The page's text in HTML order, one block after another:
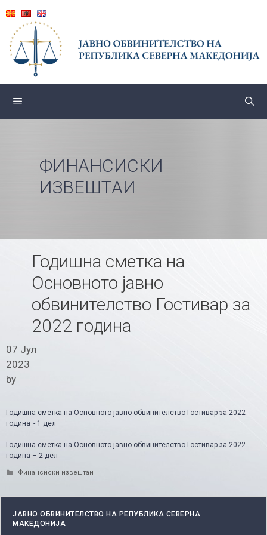
content
ФИНАНСИСКИ
ИЗВЕШТАИ
Годишна сметка на
Основното јавно
обвинителство Гостивар за
2022 година
07 Јул
2023
by
Годишна сметка на Основното јавно обвинителство Гостивар за 2022
година_- 1 дел
Годишна сметка на Основното јавно обвинителство Гостивар за 2022
година – 2 дел
Categories
Финансиски извештаи
ЈАВНО ОБВИНИТЕЛСТВО НА РЕПУБЛИКА СЕВЕРНА
МАКЕДОНИЈА